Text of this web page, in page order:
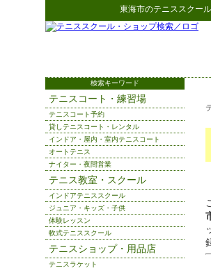
東海市のテニススクー
検索キーワード
テニスコート・練習場
テニスコート予約
貸しテニスコート・レンタル
インドア・屋内・室内テニスコート
オートテニス
ナイター・夜間営業
テニス教室・スクール
インドアテニススクール
ジュニア・キッズ・子供
体験レッスン
軟式テニススクール
テニスショップ・用品店
テニスラケット